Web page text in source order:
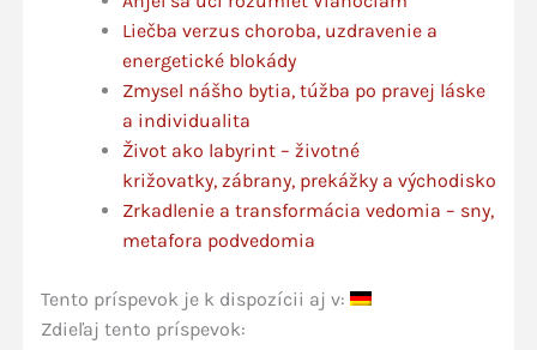
Liečba verzus choroba, uzdravenie a
energetické blokády
Zmysel nášho bytia, túžba po pravej láske
a individualita
Život ako labyrint – životné
križovatky, zábrany, prekážky a východisko
Zrkadlenie a transformácia vedomia – sny,
metafora podvedomia
Tento príspevok je k dispozícii aj v:
Zdieľaj tento príspevok: